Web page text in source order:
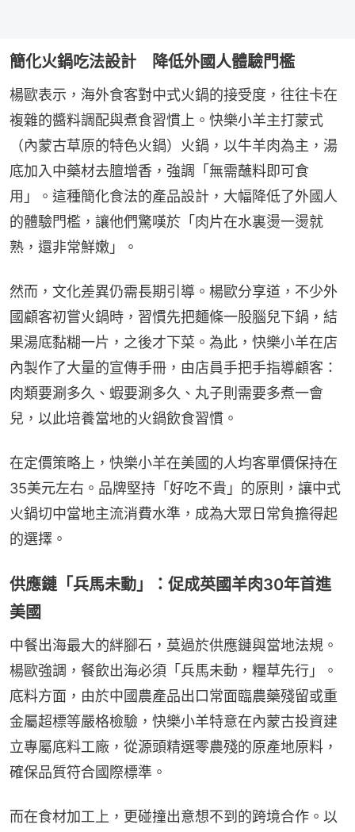
簡化火鍋吃法設計 降低外國人體驗門檻
楊歐表示，海外食客對中式火鍋的接受度，往往卡在
複雜的醬料調配與煮食習慣上。快樂小羊主打蒙式
（內蒙古草原的特色火鍋）火鍋，以牛羊肉為主，湯
底加入中藥材去膻增香，強調「無需蘸料即可食
用」。這種簡化食法的產品設計，大幅降低了外國人
的體驗門檻，讓他們驚嘆於「肉片在水裏燙一燙就
熟，還非常鮮嫩」。
然而，文化差異仍需長期引導。楊歐分享道，不少外
國顧客初嘗火鍋時，習慣先把麵條一股腦兒下鍋，結
果湯底黏糊一片，之後才下菜。為此，快樂小羊在店
內製作了大量的宣傳手冊，由店員手把手指導顧客：
肉類要涮多久、蝦要涮多久、丸子則需要多煮一會
兒，以此培養當地的火鍋飲食習慣。
在定價策略上，快樂小羊在美國的人均客單價保持在
35美元左右。品牌堅持「好吃不貴」的原則，讓中式
火鍋切中當地主流消費水準，成為大眾日常負擔得起
的選擇。
供應鏈「兵馬未動」：促成英國羊肉30年首進
美國
中餐出海最大的絆腳石，莫過於供應鏈與當地法規。
楊歐強調，餐飲出海必須「兵馬未動，糧草先行」。
底料方面，由於中國農產品出口常面臨農藥殘留或重
金屬超標等嚴格檢驗，快樂小羊特意在內蒙古投資建
立專屬底料工廠，從源頭精選零農殘的原產地原料，
確保品質符合國際標準。
而在食材加工上，更碰撞出意想不到的跨境合作。以